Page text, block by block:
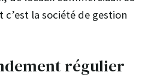
c’est la société de gestion
régulier